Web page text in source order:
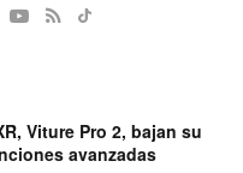
Viture Pro 2, bajan su
avanzadas